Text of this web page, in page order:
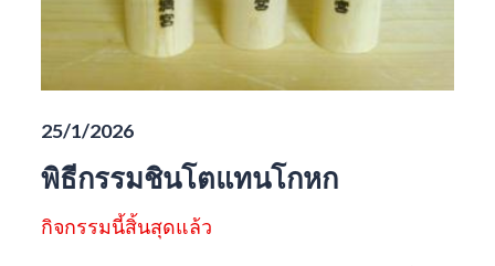
25/1/2026
พิธีกรรมชินโตแทนโกหก
กิจกรรมนี้สิ้นสุดแล้ว